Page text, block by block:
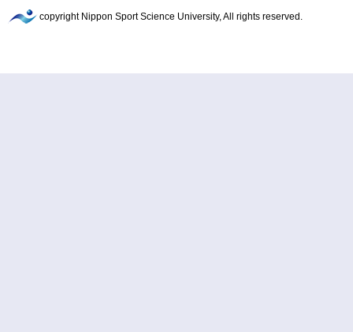
copyright Nippon Sport Science University, All rights reserved.